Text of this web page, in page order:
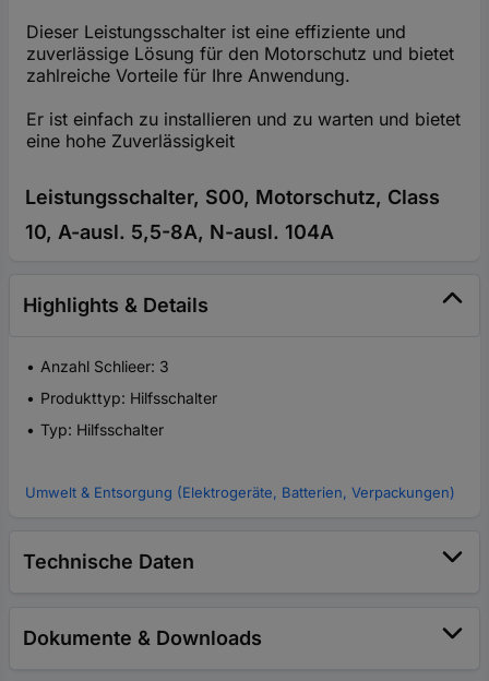
Dieser Leistungsschalter ist eine effiziente und
zuverlässige Lösung für den Motorschutz und bietet
zahlreiche Vorteile für Ihre Anwendung.
Er ist einfach zu installieren und zu warten und bietet
eine hohe Zuverlässigkeit
Leistungsschalter, S00, Motorschutz, Class
10, A-ausl. 5,5-8A, N-ausl. 104A
Highlights & Details
Anzahl Schlieer: 3
Produkttyp: Hilfsschalter
Typ: Hilfsschalter
Umwelt & Entsorgung (Elektrogeräte, Batterien, Verpackungen)
Technische Daten
Dokumente & Downloads